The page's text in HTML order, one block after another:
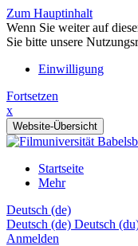
Zum Hauptinhalt
Wenn Sie weiter auf
Sie bitte unsere
Einwilligung
Fortsetzen
x
Website-Übersicht
Startseite
Mehr
Deutsch ‎(de)‎
Deutsch ‎(de)‎ Deutsch
Anmelden